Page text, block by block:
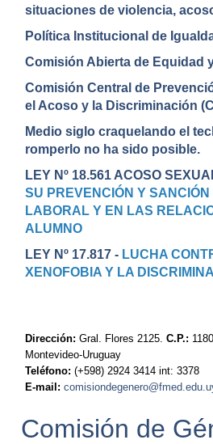
situaciones de violencia,
Política Institucional de
Comisión Abierta de Equidad
Comisión Central de
el Acoso y la Discriminación
Medio siglo craquelando el
romperlo no ha sido posible.
LEY Nº 18.561 ACOSO
SU PREVENCIÓN Y
LABORAL Y EN LAS
ALUMNO
LEY Nº 17.817 - LUCHA
XENOFOBIA Y LA
Dirección: Gral. Flores 2125.C.P.:
Montevideo-Uruguay
Teléfono: (+598) 2924 3414 int: 3378
E-mail:
Comisión de